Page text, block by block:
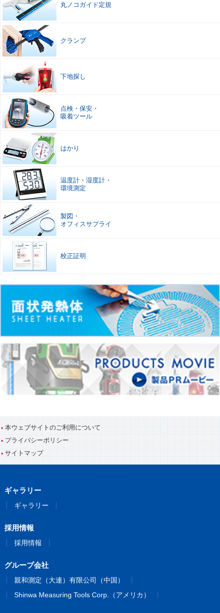
丸ノコガイド定規
クランプ
下地探し
点検 ・ 保安 ・
吸着ツール
はかり
温度計 ・ 湿度計 ・
環境測定
製図 ・
オフィスサプライ
校正証明
本ウェブサイトのご利用について
プライバシーポリシー
サイトマップ
ギャラリー
ギャラリー
採用情報
採用情報
グループ会社
親和測定（大連）有限公司（中国）
Shinwa Measuring Tools Corp.（アメリカ）